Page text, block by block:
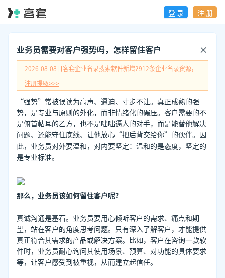
登 录 注 册
业务员需要对客户强势吗，怎样留住客户
2026-08-08日客套企业名录搜索软件新增2912条企业名录资源，
注册提取>>>
“强势”常被误读为高声、逼迫、寸步不让。真正成熟的强
势，是专业与原则的外化，而非情绪化的碾压。客户需要的不
是俯首帖耳的乙方，也不是咄咄逼人的对手，而是能替他解决
问题、还能守住底线、让他放心“把后背交给你”的伙伴。因
此，业务员对外要温和，对内要坚定：温和的是态度，坚定的
是专业标准。
那么，业务员该如何留住客户呢?
真诚沟通是基石。业务员要用心倾听客户的需求、痛点和期
望，站在客户的角度思考问题。只有深入了解客户，才能提供
真正符合其需求的产品或解决方案。比如，客户在咨询一款软
件时，业务员耐心询问其使用场景、预算、对功能的具体要求
等，让客户感受到被重视，从而建立起信任。